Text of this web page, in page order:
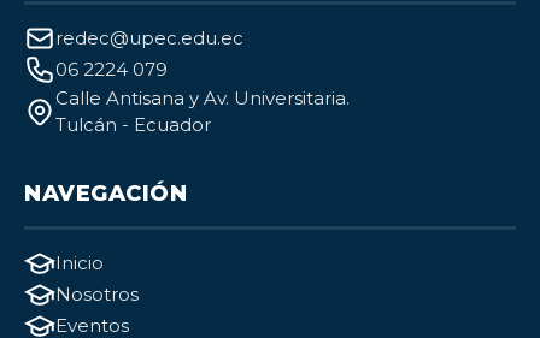
redec@upec.edu.ec
06 2224 079
Calle Antisana y Av. Universitaria.
Tulcán - Ecuador
NAVEGACIÓN
Inicio
Nosotros
Eventos